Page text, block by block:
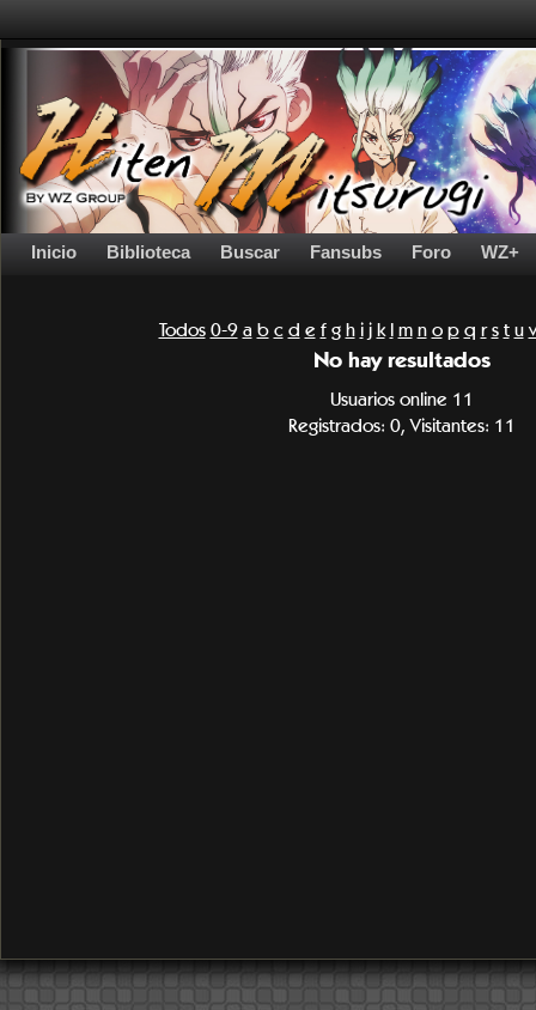
Inicio Biblioteca Buscar Fansubs Foro WZ+
Todos 0-9 a b c d e f g h i j k l m n o p q r s t u v
No hay resultados
Usuarios online 11
Registrados: 0, Visitantes: 11